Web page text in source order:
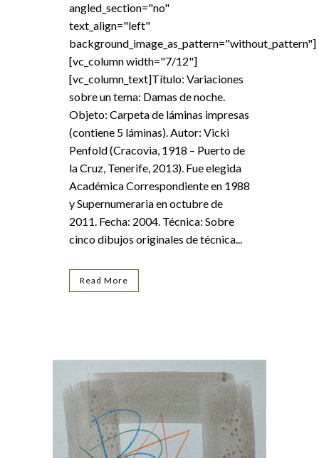
angled_section="no"
text_align="left"
background_image_as_pattern="without_pattern"]
[vc_column width="7/12"]
[vc_column_text]Título: Variaciones
sobre un tema: Damas de noche.
Objeto: Carpeta de láminas impresas
(contiene 5 láminas). Autor: Vicki
Penfold (Cracovia, 1918 – Puerto de
la Cruz, Tenerife, 2013). Fue elegida
Académica Correspondiente en 1988
y Supernumeraria en octubre de
2011. Fecha: 2004. Técnica: Sobre
cinco dibujos originales de técnica...
Read More